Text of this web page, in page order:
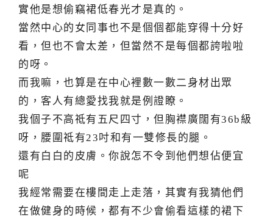
實他是想偷竊裙低春光才是真的。
當然中心的女同事也不是個個都能穿得十分好
看，但也不會太差，但當然不是每個都誇啦啦
的呀。
而我嘛，也算是在中心裡數一數二身材出眾
的，客人有總愛找我就是例證瞭。
我個子不高祗有五尺四寸，但胸襟廣闊有36b級
呀，腰圍祗有23吋和有一雙修長的腿。
還有白白的皮膚。你說怎不令到他們想佔便宜
呢
我經常需要在樓間走上走落，其實有我猜他們
在做健身的時候，都有不少會偷看這樣的裙下